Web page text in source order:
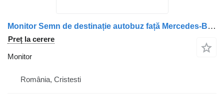
Monitor Semn de destinație autobuz față Mercedes-Benz (coduri: A01881054 pentru camion
Preț la cerere
Monitor
România, Cristesti